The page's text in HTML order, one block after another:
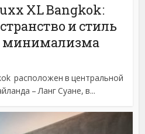
XL Bangkok:
и стиль
минимализма
расположен в центральной
– Ланг Суане, в...